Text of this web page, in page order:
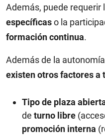
Además, puede requerir
específicaso la
formación continua.
Además de la
existen otros factores a
Tipo de plaza
de turno libre
promoción interna